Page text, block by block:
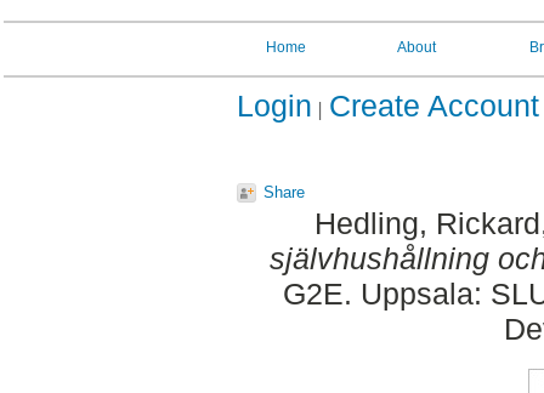
Home About
Login Create Account
Share
Hedling, Rickard
självhushållning
G2E. Uppsala: